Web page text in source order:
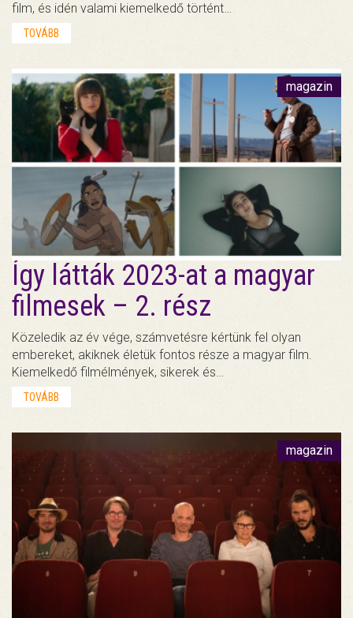
film, és idén valami kiemelkedő történt…
TOVÁBB
magazin
Így látták 2023-at a magyar
filmesek – 2. rész
Közeledik az év vége, számvetésre kértünk fel olyan
embereket, akiknek életük fontos része a magyar film.
Kiemelkedő filmélmények, sikerek és…
TOVÁBB
magazin